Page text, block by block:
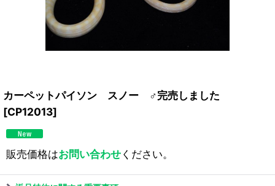
カーペットパイソン スノー ♂完売しました
[CP12013]
販売価格はお問い合わせください。